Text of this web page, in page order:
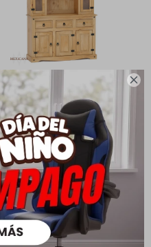

Cristalero 5 puertas 3
cajones - Natural
$17.990 $ 22.690
$ 12.593
$14.392